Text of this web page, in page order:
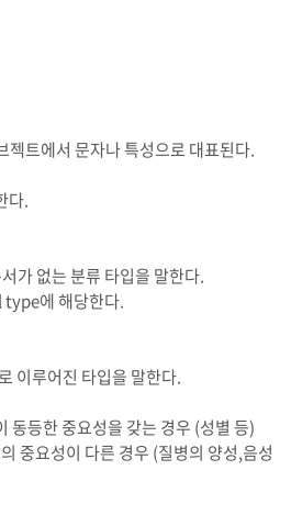
젝트에서 문자나 특성으로 대표된다.
다.
가 없는 분류 타입을 말한다.
에 해당한다.
루어진 타입을 말한다.
등한 중요성을 갖는 경우 (성별 등)
중요성이 다른 경우 (질병의 양성,음성